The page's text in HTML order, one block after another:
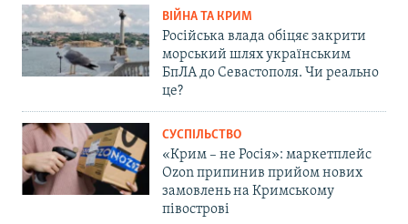
ВІЙНА ТА КРИМ
Російська влада обіцяє закрити
морський шлях українським
БпЛА до Севастополя. Чи реально
це?
СУСПІЛЬСТВО
«Крим – не Росія»: маркетплейс
Ozon припинив прийом нових
замовлень на Кримському
півострові